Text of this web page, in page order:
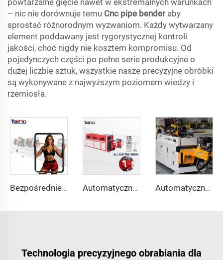
powtarzalne gięcie nawet w ekstremalnych warunkach
– nic nie dorównuje temu Cnc pipe bender aby
sprostać różnorodnym wyzwaniom. Każdy wytwarzany
element poddawany jest rygorystycznej kontroli
jakości, choć nigdy nie kosztem kompromisu. Od
pojedynczych części po pełne serie produkcyjne o
dużej liczbie sztuk, wszystkie nasze precyzyjne obróbki
są wykonywane z najwyższym poziomem wiedzy i
rzemiosła.
Bezpośrednie sprzedaży z fabryki podwójna głowica automatycznego hydraulicznego zginacza rur ze stali węglowej maszyna do gięcia rur i rur Automatyczna w pełni elektryczna obrotowa dwukierunkowa seria CNC do gięcia rur metalowych i stalowych Maszyna do gięcia rur Automatyczna Dwuramienna Maszyna Gięcia Rur CNC jednoczesny system gięcia dwustronnego dla wydechów i balustrad maszyna do gięcia rur
Technologia precyzyjnego obrabiania dla